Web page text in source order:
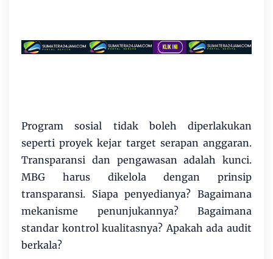
Program sosial tidak boleh diperlakukan
seperti proyek kejar target serapan anggaran.
Transparansi dan pengawasan adalah kunci.
MBG harus dikelola dengan prinsip
transparansi. Siapa penyedianya? Bagaimana
mekanisme penunjukannya? Bagaimana
standar kontrol kualitasnya? Apakah ada audit
berkala?